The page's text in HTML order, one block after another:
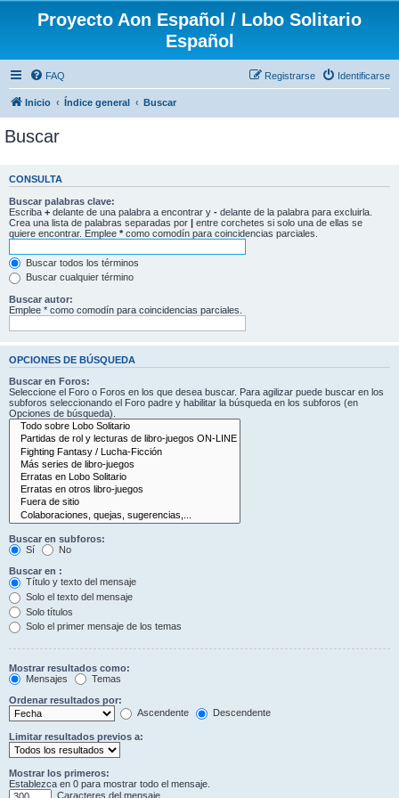
Proyecto Aon Español / Lobo Solitario
Español
FAQ Identificarse
Registrarse
Inicio Índice general Buscar
Buscar
CONSULTA
Buscar palabras clave:
Escriba + delante de una palabra a encontrar y - delante de la palabra para excluirla.
Crea una lista de palabras separadas por | entre corchetes si solo una de ellas se
quiere encontrar. Emplee * como comodín para coincidencias parciales.
Buscar todos los términos
Buscar cualquier término
Buscar autor:
Emplee * como comodín para coincidencias parciales.
OPCIONES DE BÚSQUEDA
Buscar en Foros:
Seleccione el Foro o Foros en los que desea buscar. Para agilizar puede buscar en los
subforos seleccionando el Foro padre y habilitar la búsqueda en los subforos (en
Opciones de búsqueda).
Buscar en subforos:
Sí
No
Buscar en :
Título y texto del mensaje
Solo el texto del mensaje
Solo títulos
Solo el primer mensaje de los temas
Mostrar resultados como:
Mensajes
Temas
Ordenar resultados por:
Ascendente
Descendente
Limitar resultados previos a:
Mostrar los primeros:
Establezca en 0 para mostrar todo el mensaje.
Caracteres del mensaje